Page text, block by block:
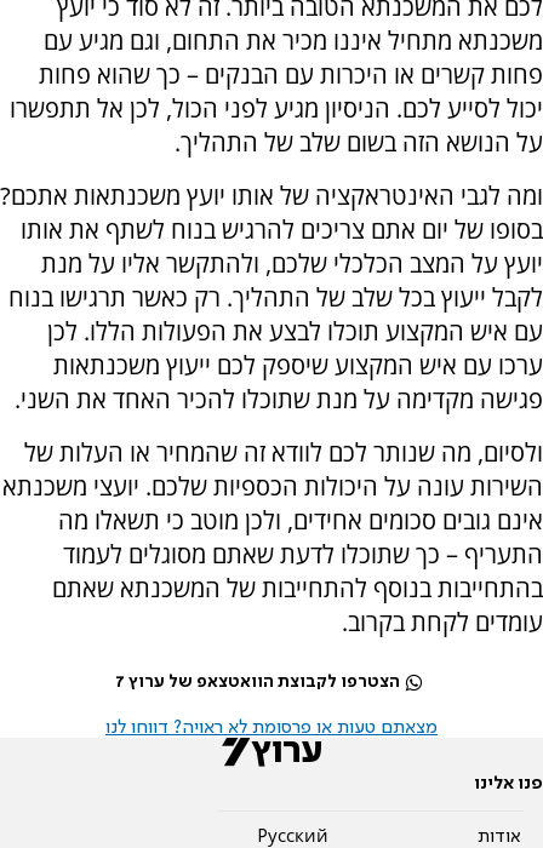
לכם את המשכנתא הטובה ביותר. זה לא סוד כי יועץ
משכנתא מתחיל איננו מכיר את התחום, וגם מגיע עם
פחות קשרים או היכרות עם הבנקים – כך שהוא פחות
יכול לסייע לכם. הניסיון מגיע לפני הכול, לכן אל תתפשרו
על הנושא הזה בשום שלב של התהליך.
ומה לגבי האינטראקציה של אותו יועץ משכנתאות אתכם?
בסופו של יום אתם צריכים להרגיש בנוח לשתף את אותו
יועץ על המצב הכלכלי שלכם, ולהתקשר אליו על מנת
לקבל ייעוץ בכל שלב של התהליך. רק כאשר תרגישו בנוח
עם איש המקצוע תוכלו לבצע את הפעולות הללו. לכן
ערכו עם איש המקצוע שיספק לכם ייעוץ משכנתאות
פגישה מקדימה על מנת שתוכלו להכיר האחד את השני.
ולסיום, מה שנותר לכם לוודא זה שהמחיר או העלות של
השירות עונה על היכולות הכספיות שלכם. יועצי משכנתא
אינם גובים סכומים אחידים, ולכן מוטב כי תשאלו מה
התעריף – כך שתוכלו לדעת שאתם מסוגלים לעמוד
בהתחייבות בנוסף להתחייבות של המשכנתא שאתם
עומדים לקחת בקרוב.
הצטרפו לקבוצת הוואטצאפ של ערוץ 7
מצאתם טעות או פרסומת לא ראויה? דווחו לנו
פנו אלינו
אודות
Pусский